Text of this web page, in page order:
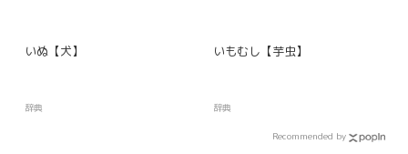
いぬ【犬】
辞典
いもむし【芋虫】
辞典
Recommended by